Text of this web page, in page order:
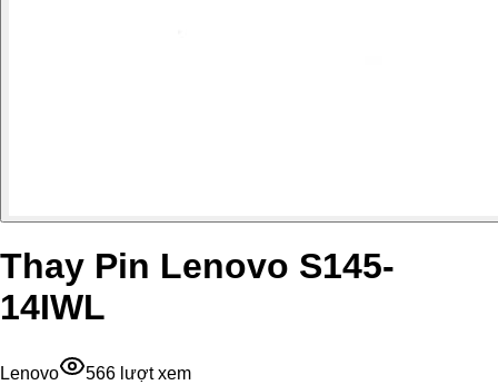
Thay Pin Lenovo S145-
14IWL
Lenovo 566 lượt xem